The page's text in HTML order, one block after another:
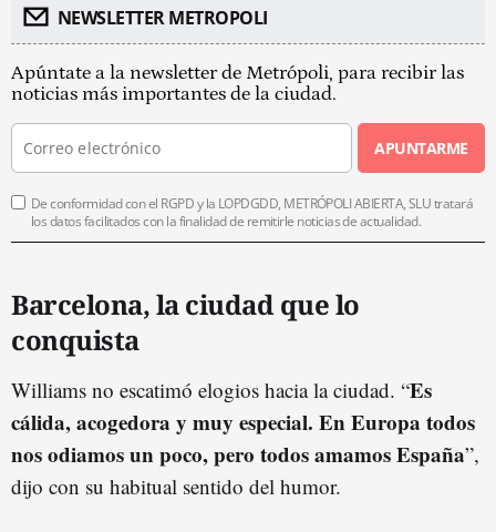
NEWSLETTER METROPOLI
Apúntate a la newsletter de Metrópoli, para recibir las
noticias más importantes de la ciudad.
APUNTARME
De conformidad con el RGPD y la LOPDGDD, METRÓPOLI ABIERTA, SLU tratará
los datos facilitados con la finalidad de remitirle noticias de actualidad.
Barcelona, la ciudad que lo
conquista
Williams no escatimó elogios hacia la ciudad. “Es
cálida, acogedora y muy especial. En Europa todos
nos odiamos un poco, pero todos amamos España”,
dijo con su habitual sentido del humor.